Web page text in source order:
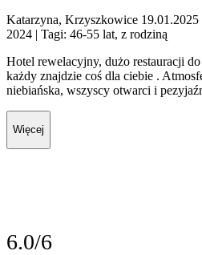
Katarzyna, Krzyszkowice 19.01.2025
2024 | Tagi: 46-55 lat, z rodziną
Hotel rewelacyjny, dużo restauracji
każdy znajdzie coś dla ciebie .
niebiańska, wszyscy otwarci i
Więcej
6.0/6